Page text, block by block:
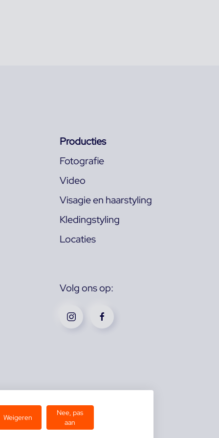
Producties
Fotografie
Video
Visagie en haarstyling
Kledingstyling
Locaties
Volg ons op:
Weigeren
Nee, pas
aan